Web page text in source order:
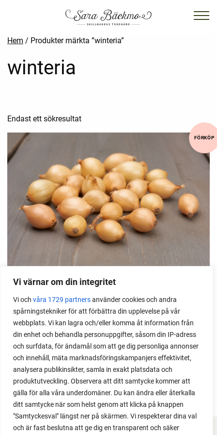
Vi värnar om din integritet
Vi och våra 1729 partnersanvänder cookies och andra
spårningstekniker för att förbättra din upplevelse på vår
webbplats. Vi kan lagra och/eller komma åt information från
din enhet och behandla personuppgifter, såsom din IP-adress
och surfdata, för ändamål som att ge dig personliga annonser
och innehåll, mäta marknadsföringskampanjers effektivitet,
analysera publikinsikter, samla in exakt platsdata och
produktutveckling. Observera att ditt samtycke kommer att
gälla för alla våra underdomäner. Du kan ändra eller återkalla
ditt samtycke när som helst genom att klicka på knappen
"Samtyckesval" längst ner på skärmen. Vi respekterar dina val
och är fast beslutna att ge dig en transparent och säker
Hem / Produkter märkta ”winteria”
winteria
Endast ett sökresultat
Sättlök 'WINTERIA' SLUT
FÖRKÖP
250 g
kr81
kr81
FÖRKÖP NU